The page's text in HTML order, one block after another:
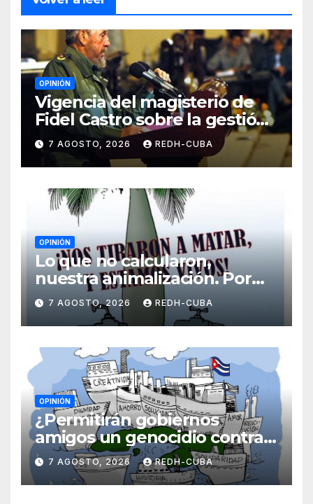
OPINIÓN
Vigencia del magisterio de
Fidel Castro sobre la gestión
del liderazgo revolucionario.
Por Jorge Luís Guach Estévez
7 AGOSTO, 2026 REDH-CUBA
OPINIÓN
Lo que no calcularon,
nuestra animalización. Por
Laidi Fernández de Juan
7 AGOSTO, 2026 REDH-CUBA
OPINIÓN
¿Permitirán gobiernos
amigos un genocidio contra
Cuba? Por Hedelberto López
Blanch
7 AGOSTO, 2026 REDH-CUBA